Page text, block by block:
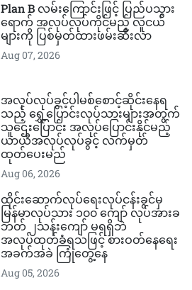
Plan B လမ်းကြောင်းဖြင့် ပြည်ပသွား​
ရောက် အလုပ်လုပ်ကိုင်မည့် လူငယ်
များကို ပြစ်မှတ်ထားဖမ်းဆီးလာ
Aug 07, 2026
အလုပ်လုပ်ခွင့်ပါမစ်စောင့်ဆိုင်းနေရ
သည့် ရွှေ့ပြောင်းလုပ်သားများအတွက်
သူဌေးပြောင်း အလုပ်ပြောင်းနိုင်မည့်
ယာယီအလုပ်လုပ်ခွင့် လက်မှတ်
ထုတ်ပေးမည်
Aug 06, 2026
ထိုင်းဆောက်လုပ်ရေးလုပ်ငန်းခွင်မှ
မြန်မာလုပ်သား ၁၀၀ ကျော် လုပ်အားခ
ဘတ် ၂သန်းကျော် မရရှိဘဲ
အလုပ်ထုတ်ခံရသဖြင့် စားဝတ်နေရေး
အခက်အခဲ ကြုံတွေ့နေ
Aug 05, 2026